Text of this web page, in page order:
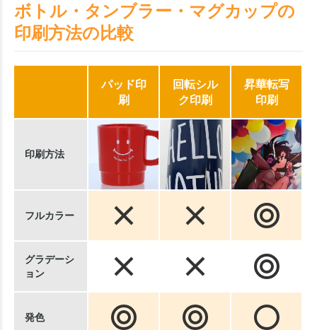
ボトル・タンブラー・マグカップの
印刷方法の比較
パッド印
刷
回転シル
ク印刷
昇華転写
印刷
印刷方法
フルカラー
グラデーシ
ョン
発色